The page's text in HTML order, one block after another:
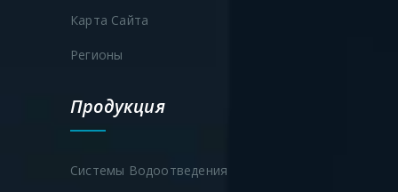
Продукция
Карта Сайта
Регионы
Продукция
Системы Водоотведения